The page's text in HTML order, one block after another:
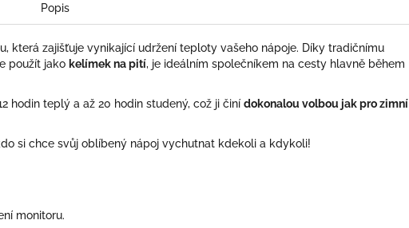
Popis
která zajišťuje vynikající udržení teploty vašeho nápoje. Díky tradičnímu
použít jako kelímek na pití, je ideálním společníkem na cesty hlavně během
hodin teplý a až 20 hodin studený, což ji činí dokonalou volbou jak pro zimní
si chce svůj oblíbený nápoj vychutnat kdekoli a kdykoli!
monitoru.